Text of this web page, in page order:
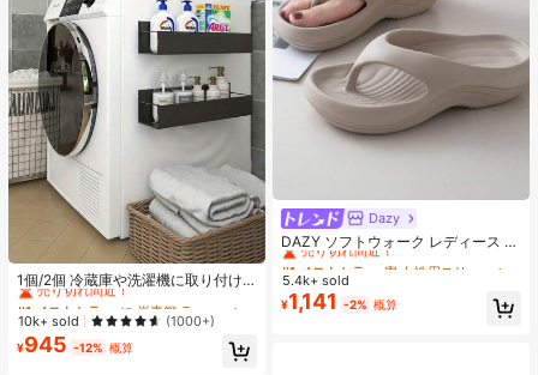
1個/2個 冷蔵庫や洗濯機に取り付け
られる磁石式サイドストレージラッ
ク、ドリルは不要、ファッショナブ
ルなブラックメタル表面、壁掛けス
パイスラック、洗濯用品の収納に最
#1 ベストセラー
に 炭素鋼 ラック&ホルダー
売り切れ間近！
#1 ベストセラー
売り切れ間近！
#1 ベストセラー
売り切れ間近！
#1 ベストセラー
10k+ sold (1000+)
¥945 -12% 概算
Dazy
DAZY ソフトウォーク レディース E
VA ミッドヒール プラットフォーム
ビーチサンダル - 超軽量、通気性、
快適、滑り止め、ソフトソール、ビ
ーチ、休暇、家庭の自由時間、日常
着用に最適な ミニマリストデザイン
#1 ベストセラー
売り切れ間近！
#1 ベストセラー
売り切れ間近！
#1 ベストセラー
売り切れ間近！
#1 ベストセラー
5.4k+ sold
¥1,141 -2% 概算